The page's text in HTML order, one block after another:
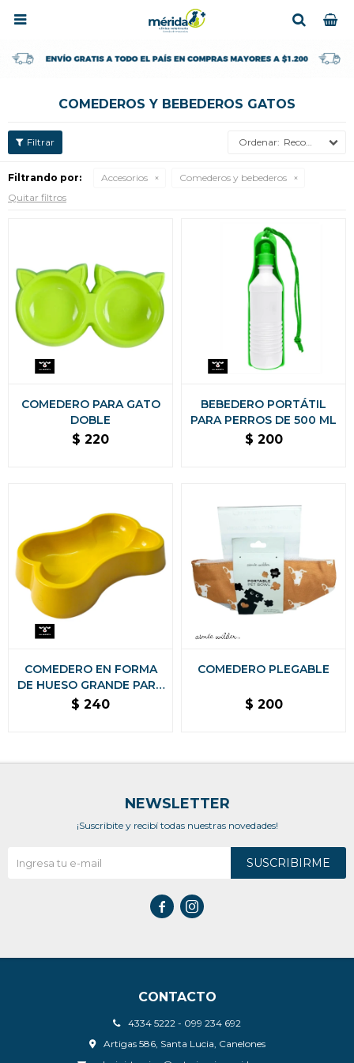

COMEDEROS Y BEBEDEROS GATOS
Recomendados
Filtrando por: Accesorios
Comederos y bebederos
Quitar filtros
COMEDERO PARA GATO
DOBLE
$ 220
BEBEDERO PORTÁTIL
PARA PERROS DE 500 ML
$ 200
COMEDERO EN FORMA
DE HUESO GRANDE PARA
PERRO
$ 240
COMEDERO PLEGABLE
$ 200
CONTACTO
4334 5222 - 099 234 692
Artigas 586, Santa Lucia, Canelones
NEWSLETTER
¡Suscribite y recibí todas nuestras novedades!
SUSCRIBIRME
 